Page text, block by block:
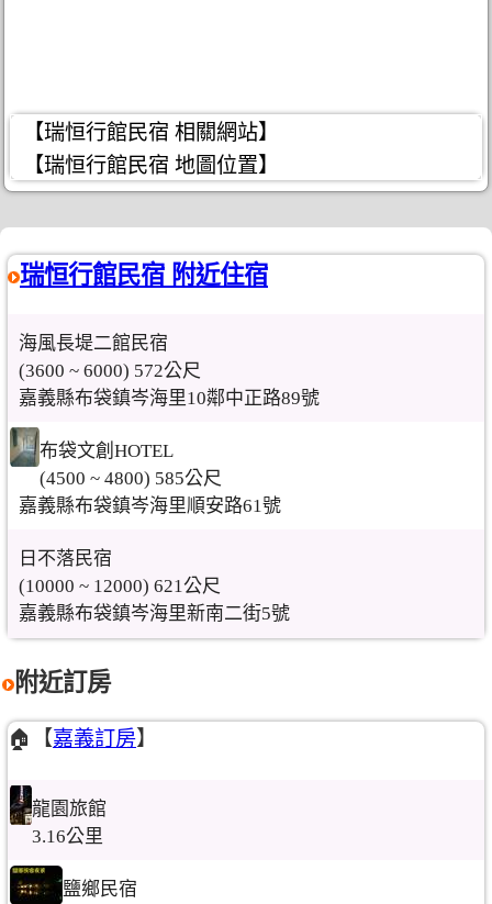
【瑞恒行館民宿 相關網站】
【瑞恒行館民宿 地圖位置】
瑞恒行館民宿 附近住宿
海風長堤二館民宿
(3600 ~ 6000) 572公尺
嘉義縣布袋鎮岑海里10鄰中正路89號
布袋文創HOTEL
(4500 ~ 4800) 585公尺
嘉義縣布袋鎮岑海里順安路61號
日不落民宿
(10000 ~ 12000) 621公尺
嘉義縣布袋鎮岑海里新南二街5號
附近訂房
🏠【嘉義訂房】
龍園旅館
3.16公里
鹽鄉民宿